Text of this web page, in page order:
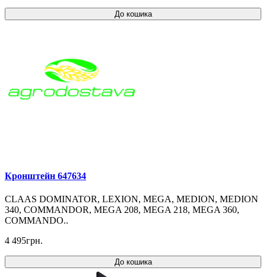
До кошика
Кронштейн 647634
CLAAS DOMINATOR, LEXION, MEGA, MEDION, MEDION
340, COMMANDOR, MEGA 208, MEGA 218, MEGA 360,
COMMANDO..
4 495грн.
До кошика